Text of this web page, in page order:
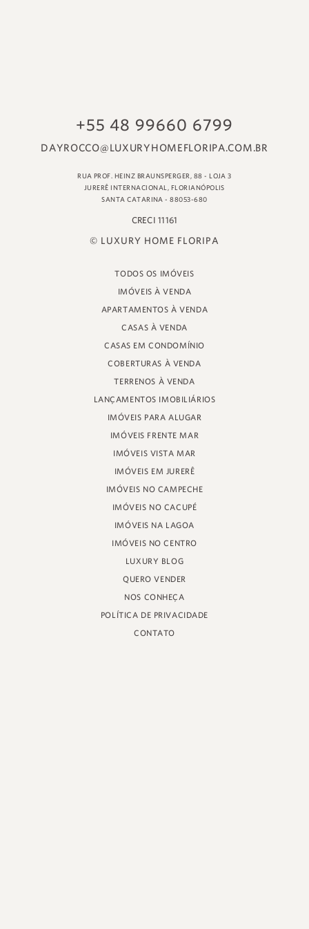
RUA PROF. HEINZ BRAUNSPERGER, 88 - LOJA 3
JURERÊ INTERNACIONAL, FLORIANÓPOLIS
SANTA CATARINA - 88053-680
CRECI 11161
© LUXURY HOME FLORIPA
TODOS OS IMÓVEIS
IMÓVEIS À VENDA
APARTAMENTOS À VENDA
CASAS À VENDA
CASAS EM CONDOMÍNIO
COBERTURAS À VENDA
TERRENOS À VENDA
LANÇAMENTOS IMOBILIÁRIOS
IMÓVEIS PARA ALUGAR
IMÓVEIS FRENTE MAR
IMÓVEIS VISTA MAR
IMÓVEIS EM JURERÊ
IMÓVEIS NO CAMPECHE
IMÓVEIS NO CACUPÉ
IMÓVEIS NA LAGOA
IMÓVEIS NO CENTRO
LUXURY BLOG
QUERO VENDER
NOS CONHEÇA
POLÍTICA DE PRIVACIDADE
CONTATO